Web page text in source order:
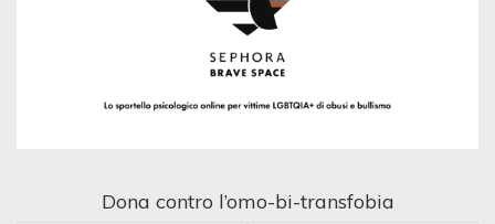
Dona contro l’omo-bi-transfobia